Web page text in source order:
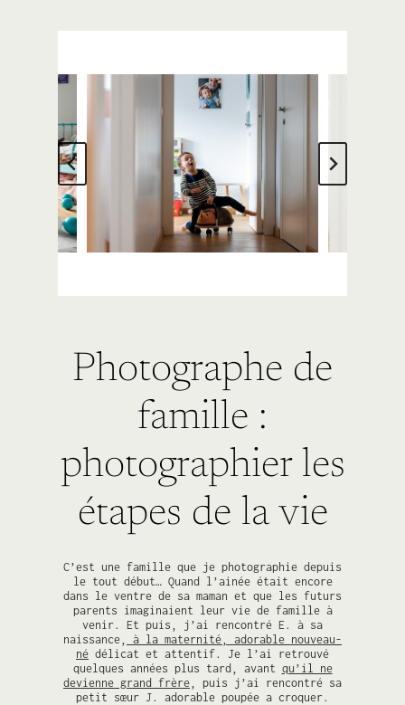
Photographe de
famille :
photographier les
étapes de la vie
C’est une famille que je photographie depuis
le tout début… Quand l’ainée était encore
dans le ventre de sa maman et que les futurs
parents imaginaient leur vie de famille à
venir. Et puis, j’ai rencontré E. à sa
naissance,
à la maternité, adorable nouveau-
né délicat et attentif. Je l’ai retrouvé
quelques années plus tard, avant qu’il ne
devienne grand frère, puis j’ai rencontré sa
petit sœur J. adorable poupée a croquer.